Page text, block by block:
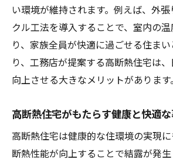
い環境が維持されます。例えば、外
クル工法を導入することで、室内の
り、家族全員が快適に過ごせる住ま
り、工務店が提案する高断熱住宅は
向上させる大きなメリットがあります。
高断熱住宅がもたらす健康と快適
高断熱住宅は健康的な住環境の実現に
断熱性能が向上することで結露が発